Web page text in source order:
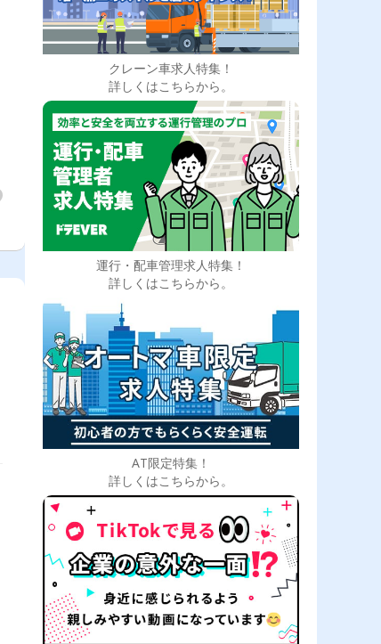
クレーン車求人特集！
詳しくはこちらから。
運行・配車管理求人特集！
詳しくはこちらから。
AT限定特集！
詳しくはこちらから。